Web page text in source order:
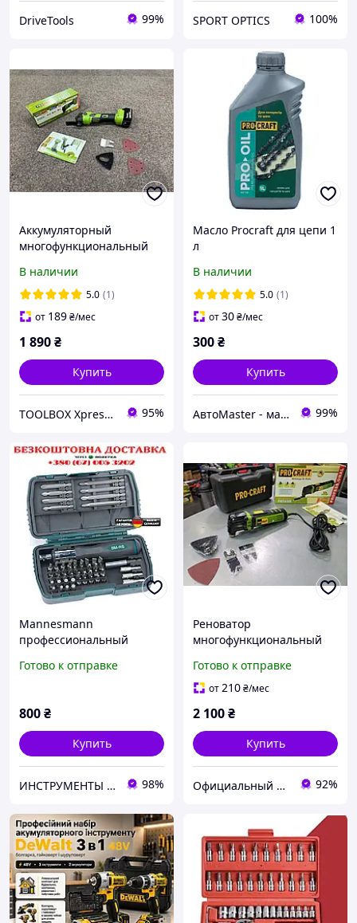
DriveTools 99% SPORT OPTICS 100%
Аккумуляторный
многофункциональный
Procraft PMT22 (тушка) |
Быстросменный патрон
В наличии
5.0 (1)
от 189₴/мес
1 890₴
Купить
TOOLBOX Xpress BuyAndWork 95%
Масло Procraft для цепи 1
л
В наличии
5.0 (1)
от30₴/мес
300₴
Купить
АвтоMaster - магазин 99%
Mannesmann
профессиональный
универсальных с
Готово к отправке
800₴
Купить
ИНСТРУМЕНТЫ МАННЕСМАНН 98%
Реноватор
многофункциональный
PMT650E
Готово к отправке
от210₴/мес
2 100₴
Купить
Официальный магазин Kraft&Dele🛠 92%